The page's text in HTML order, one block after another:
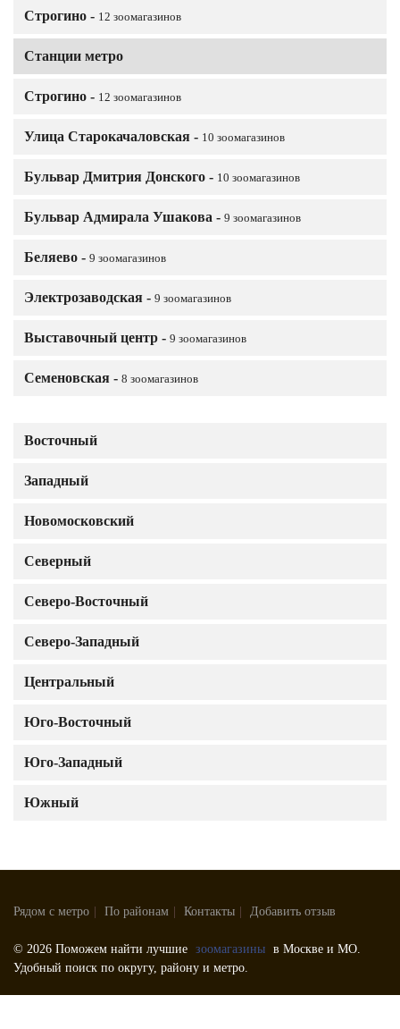
Строгино - 12 зоомагазинов
Станции метро
Строгино - 12 зоомагазинов
Улица Старокачаловская - 10 зоомагазинов
Бульвар Дмитрия Донского - 10 зоомагазинов
Бульвар Адмирала Ушакова - 9 зоомагазинов
Беляево - 9 зоомагазинов
Электрозаводская - 9 зоомагазинов
Выставочный центр - 9 зоомагазинов
Семеновская - 8 зоомагазинов
Восточный
Западный
Новомосковский
Северный
Северо-Восточный
Северо-Западный
Центральный
Юго-Восточный
Юго-Западный
Южный
Рядом с метро По районам Контакты Добавить отзыв
© 2026 Поможем найти лучшие зоомагазины в Москве и МО.
Удобный поиск по округу, району и метро.